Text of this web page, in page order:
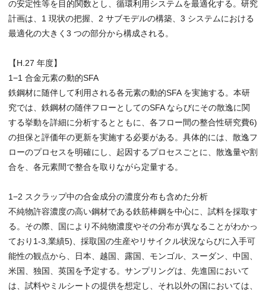
の安定性等を目的関数とし、循環利用システムを最適化する。研究
計画は、1 現状の把握、2 サブモデルの構築、3 システムにおける
最適化の大きく3 つの部分から構成される。
【H.27 年度】
1−1 合金元素の動的SFA
鉄鋼材に随伴して利用される各元素の動的SFA を実施する。本研
究では、鉄鋼材の随伴フローとしてのSFA ならびにその散逸に関
する挙動を詳細に分析するとともに、各フロー間の整合性研究費6)
の担保と評価年の更新を実施する必要がある。具体的には、散逸フ
ローのプロセスを明確にし、起因するプロセスごとに、散逸量や割
合を、各元素間で整合を取りながら定量する。
1−2 スクラップ中の合金成分の濃度分布も含めた分析
不純物許容濃度の高い鋼材である鉄筋棒鋼を中心に、試料を採取す
る。その際、国により不純物濃度やその分布が異なることがわかっ
ており1-3,業績5)、採取国の生産やリサイクル状況ならびに入手可
能性の観点から、日本、越国、露国、モンゴル、スーダン、中国、
米国、独国、英国を予定する。サンプリングは、先進国において
は、試料やミルシートの提供を想定し、それ以外の国においては、